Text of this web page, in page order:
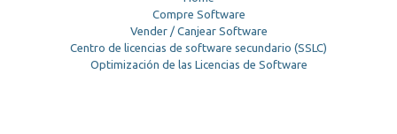
Compre Software
Vender / Canjear Software
Centro de licencias de software secundario (SSLC)
Optimización de las Licencias de Software